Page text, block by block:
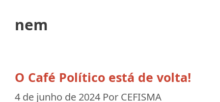
nem
O Café Político está de volta!
4 de junho de 2024 Por CEFISMA